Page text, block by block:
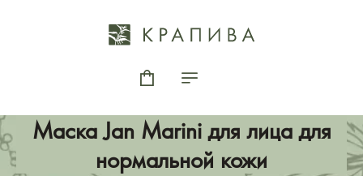
Маска Jan Marini для лица для
нормальной кожи